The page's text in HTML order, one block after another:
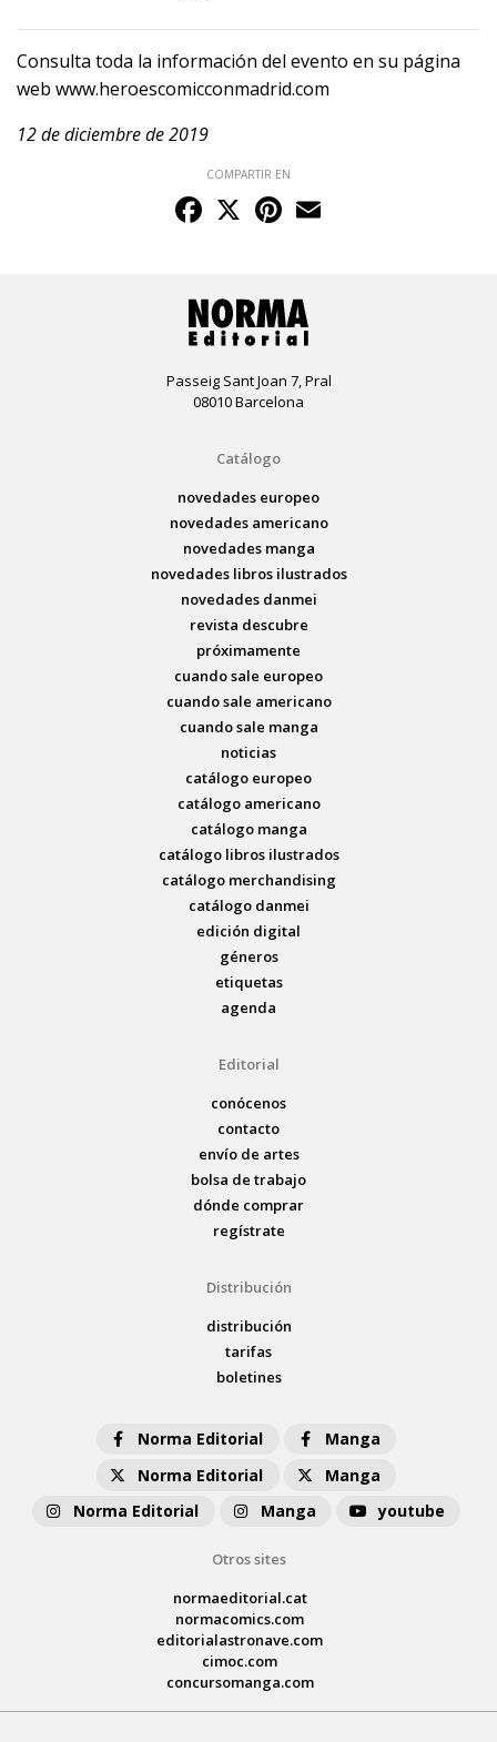
Consulta toda la información del evento en su página
web www.heroescomicconmadrid.com
12 de diciembre de 2019
COMPARTIR EN
Facebook
X Pinterest
Passeig Sant Joan 7, Pral
08010 Barcelona
Catálogo
novedades europeo
novedades americano
novedades manga
novedades libros ilustrados
novedades danmei
revista descubre
próximamente
cuando sale europeo
cuando sale americano
cuando sale manga
noticias
catálogo europeo
catálogo americano
catálogo manga
catálogo libros ilustrados
catálogo merchandising
catálogo danmei
edición digital
géneros
etiquetas
agenda
Editorial
conócenos
contacto
envío de artes
bolsa de trabajo
dónde comprar
regístrate
Distribución
distribución
tarifas
boletines
Norma Editorial
Manga
Norma Editorial
Manga
Norma Editorial
Manga youtube
Otros sites
normaeditorial.cat
normacomics.com
editorialastronave.com
cimoc.com
concursomanga.com